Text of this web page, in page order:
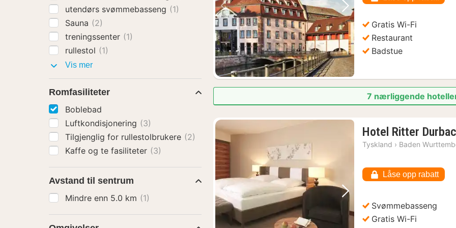
Forrige bilde Neste bilde
Gratis Wi-Fi
Restaurant
Badstue
7 nærliggende
Forrige bilde Neste bilde
Hotel Ritter
Tyskland › Baden
Låse opp rabatt
Svømmebasseng
Gratis Wi-Fi
utendørs svømmebasseng (1)
Sauna (2)
treningssenter (1)
rullestol (1)
Vis merFasiliteter
Romfasiliteter
Boblebad
Luftkondisjonering (3)
Tilgjenglig for rullestolbrukere (2)
Kaffe og te fasiliteter (3)
Avstand til sentrum
Mindre enn 5.0 km (1)